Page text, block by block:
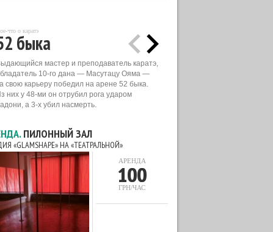
что о каратэ
быка
мастер и преподаватель каратэ,
10-го дана — Масутацу Ояма —
свою карьеру победил на арене 52 быка.
них у 48-ми он отрубил рога ударом
а 3-х убил насмерть.
ПИЛОННЫЙ ЗАЛ
«GLAMSHAPE» НА «ТЕАТРАЛЬНОЙ»
АРЕНДА
100
ГРН/ЧАС